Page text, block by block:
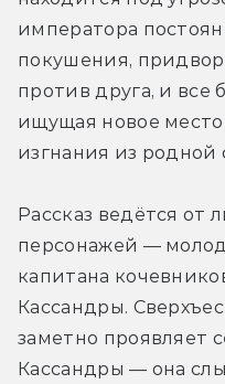
императора
покушения,
против друга, и все
ищущая новое
изгнания из родной
Рассказ ведётся от
персонажей —
капитана
Кассандры.
заметно проявляет
Кассандры — она